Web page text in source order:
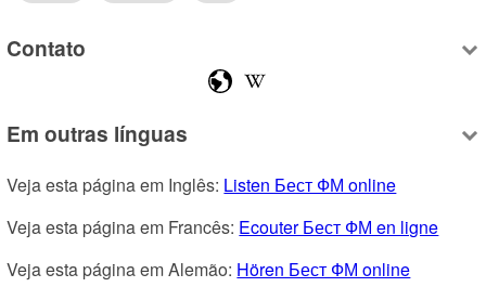
Contato
Em outras línguas
Veja esta página em Inglês: Listen Бест ФМ online
Veja esta página em Francês: Ecouter Бест ФМ en ligne
Veja esta página em Alemão: Hören Бест ФМ online